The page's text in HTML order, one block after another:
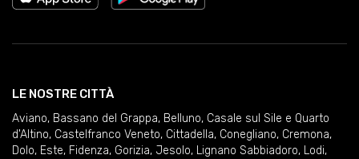
LE NOSTRE CITTÀ
Aviano, Bassano del Grappa, Belluno, Casale sul Sile e Quarto
d'Altino, Castelfranco Veneto, Cittadella, Conegliano, Cremona,
Dolo, Este, Fidenza, Gorizia, Jesolo, Lignano Sabbiadoro, Lodi,